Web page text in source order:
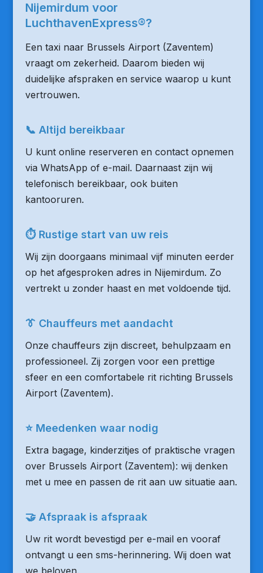
Nijemirdum voor
LuchthavenExpress®?
Een taxi naar Brussels Airport (Zaventem)
vraagt om zekerheid. Daarom bieden wij
duidelijke afspraken en service waarop u kunt
vertrouwen.
📞 Altijd bereikbaar
U kunt online reserveren en contact opnemen
via WhatsApp of e-mail. Daarnaast zijn wij
telefonisch bereikbaar, ook buiten
kantooruren.
⏱ Rustige start van uw reis
Wij zijn doorgaans minimaal vijf minuten eerder
op het afgesproken adres in Nijemirdum. Zo
vertrekt u zonder haast en met voldoende tijd.
👔 Chauffeurs met aandacht
Onze chauffeurs zijn discreet, behulpzaam en
professioneel. Zij zorgen voor een prettige
sfeer en een comfortabele rit richting Brussels
Airport (Zaventem).
⭐ Meedenken waar nodig
Extra bagage, kinderzitjes of praktische vragen
over Brussels Airport (Zaventem): wij denken
met u mee en passen de rit aan uw situatie aan.
🤝 Afspraak is afspraak
Uw rit wordt bevestigd per e-mail en vooraf
ontvangt u een sms-herinnering. Wij doen wat
we beloven.